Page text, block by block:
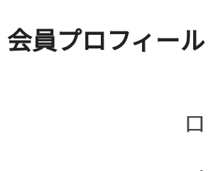
会員プロフィール